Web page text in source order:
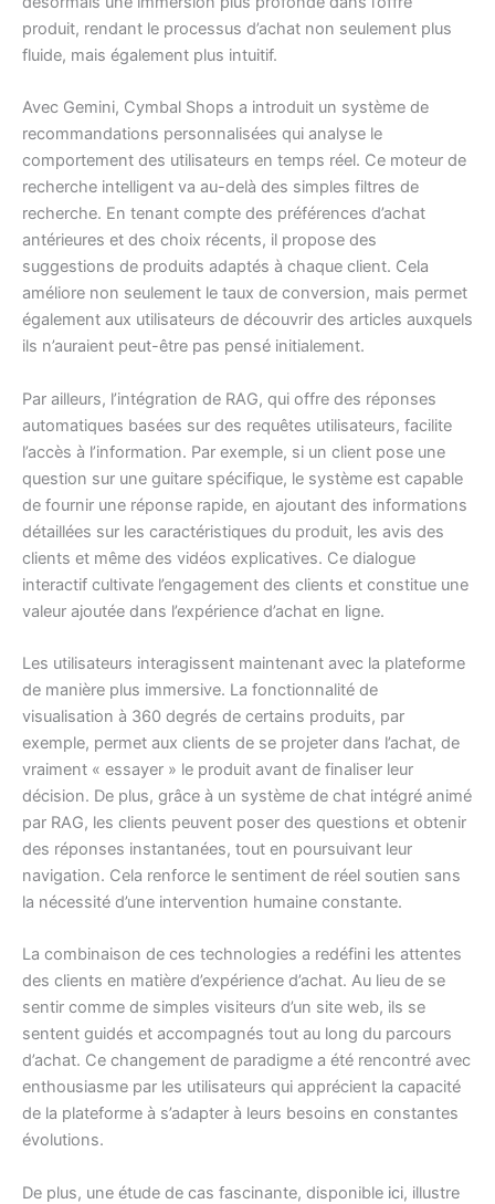
produit, rendant le processus d’achat non seulement plus
fluide, mais également plus intuitif.
Avec Gemini, Cymbal Shops a introduit un système de
recommandations personnalisées qui analyse le
comportement des utilisateurs en temps réel. Ce moteur de
recherche intelligent va au-delà des simples filtres de
recherche. En tenant compte des préférences d’achat
antérieures et des choix récents, il propose des
suggestions de produits adaptés à chaque client. Cela
améliore non seulement le taux de conversion, mais permet
également aux utilisateurs de découvrir des articles auxquels
ils n’auraient peut-être pas pensé initialement.
Par ailleurs, l’intégration de RAG, qui offre des réponses
automatiques basées sur des requêtes utilisateurs, facilite
l’accès à l’information. Par exemple, si un client pose une
question sur une guitare spécifique, le système est capable
de fournir une réponse rapide, en ajoutant des informations
détaillées sur les caractéristiques du produit, les avis des
clients et même des vidéos explicatives. Ce dialogue
interactif cultivate l’engagement des clients et constitue une
valeur ajoutée dans l’expérience d’achat en ligne.
Les utilisateurs interagissent maintenant avec la plateforme
de manière plus immersive. La fonctionnalité de
visualisation à 360 degrés de certains produits, par
exemple, permet aux clients de se projeter dans l’achat, de
vraiment « essayer » le produit avant de finaliser leur
décision. De plus, grâce à un système de chat intégré animé
par RAG, les clients peuvent poser des questions et obtenir
des réponses instantanées, tout en poursuivant leur
navigation. Cela renforce le sentiment de réel soutien sans
la nécessité d’une intervention humaine constante.
La combinaison de ces technologies a redéfini les attentes
des clients en matière d’expérience d’achat. Au lieu de se
sentir comme de simples visiteurs d’un site web, ils se
sentent guidés et accompagnés tout au long du parcours
d’achat. Ce changement de paradigme a été rencontré avec
enthousiasme par les utilisateurs qui apprécient la capacité
de la plateforme à s’adapter à leurs besoins en constantes
évolutions.
De plus, une étude de cas fascinante, disponible ici, illustre